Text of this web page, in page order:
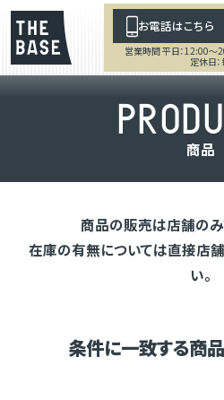
お電話はこちら
営業時間 平日：12:00～
定休日
PRODU
商品
商品の販売は店舗のみ
在庫の有無については直接店
い。
条件に一致する商品